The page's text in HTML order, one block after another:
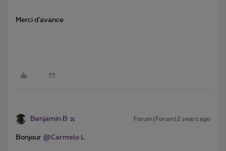
Merci d’avance
Benjamin B Forum|Forum|2 years ago
Bonjour @Carmelo L